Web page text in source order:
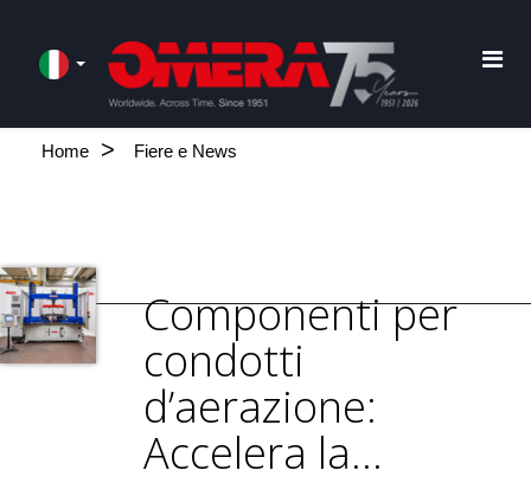
Home Fiere e News
Componenti per
condotti
d’aerazione:
Accelera la...